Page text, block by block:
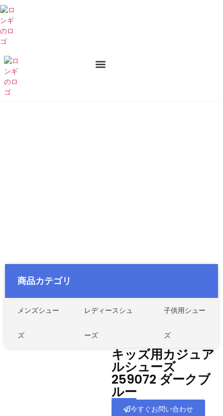
商品カテゴリ
メンズシュー
ズ
レディースシュ
ーズ
子供用シュー
ズ
キッズ用カジュア
ルシューズ
259072 ダークブ
ルー
今すぐお問い合わせ